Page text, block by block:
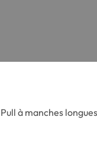
Pull à manches